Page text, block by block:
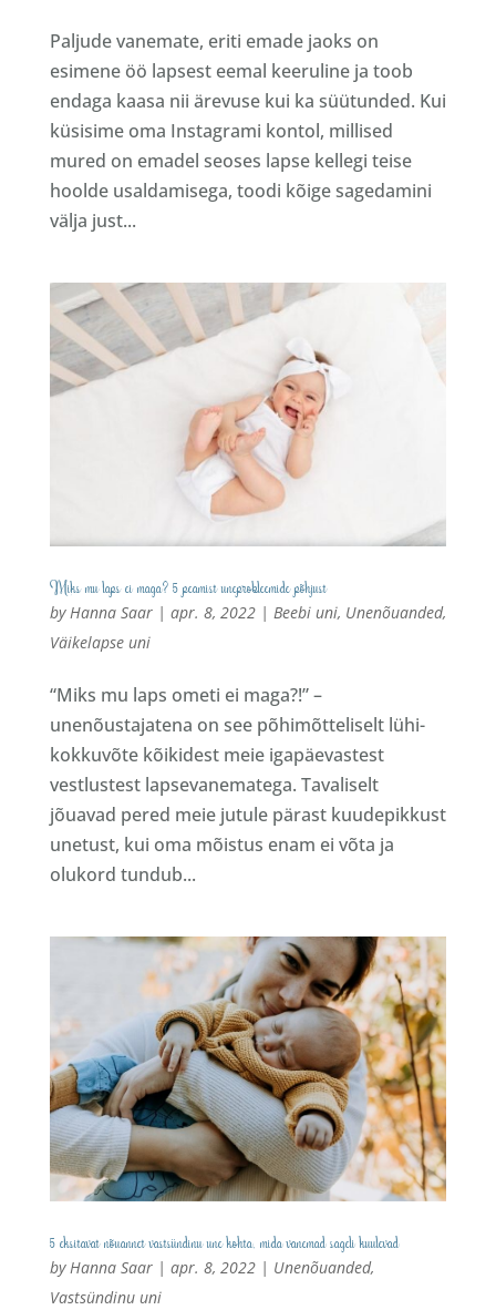
Paljude vanemate, eriti emade jaoks on
esimene öö lapsest eemal keeruline ja toob
endaga kaasa nii ärevuse kui ka süütunded. Kui
küsisime oma Instagrami kontol, millised
mured on emadel seoses lapse kellegi teise
hoolde usaldamisega, toodi kõige sagedamini
välja just...
Miks mu laps ei maga? 5 peamist uneprobleemide põhjust
byHanna Saar| apr. 8, 2022| Beebi uni, Unenõuanded,
Väikelapse uni
“Miks mu laps ometi ei maga?!” –
unenõustajatena on see põhimõtteliselt lühi-
kokkuvõte kõikidest meie igapäevastest
vestlustest lapsevanematega. Tavaliselt
jõuavad pered meie jutule pärast kuudepikkust
unetust, kui oma mõistus enam ei võta ja
olukord tundub...
5 eksitavat nõuannet vastsündinu une kohta, mida vanemad sageli kuulevad
byHanna Saar| apr. 8, 2022| Unenõuanded,
Vastsündinu uni